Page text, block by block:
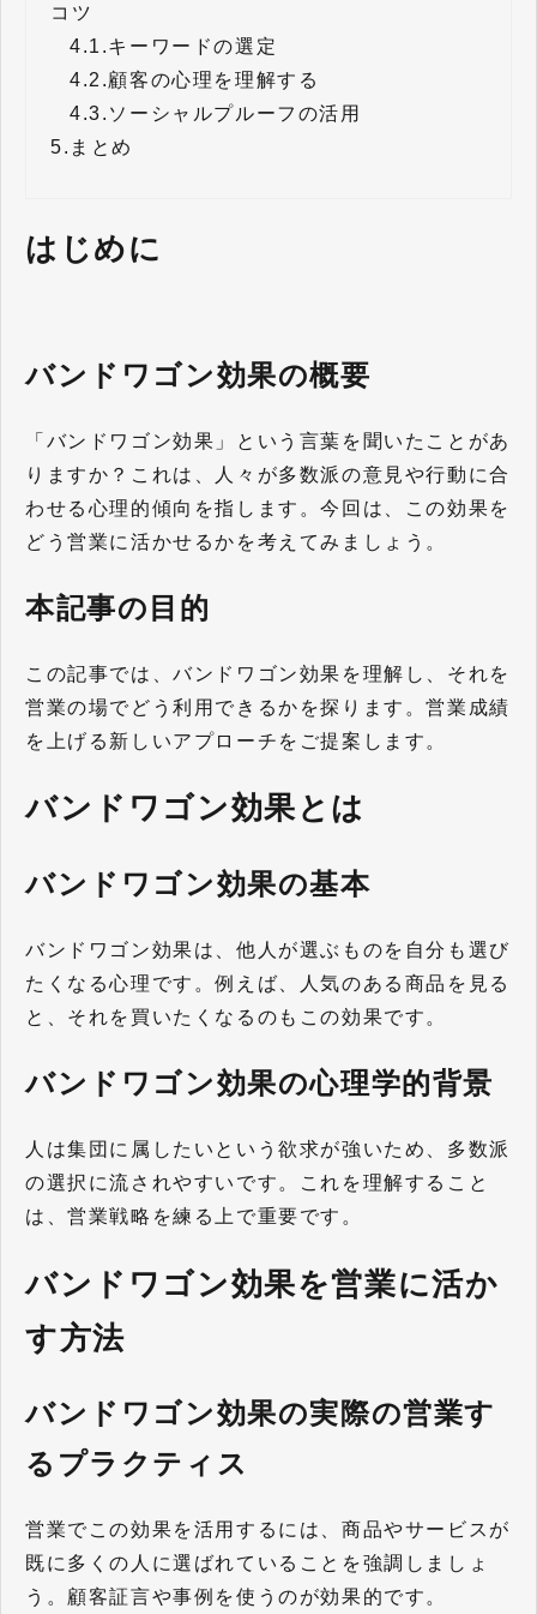
コツ
4.1.キーワードの選定
4.2.顧客の心理を理解する
4.3. ソーシャルプルーフの活用
5. まとめ
はじめに
バンドワゴン効果の概要
「バンドワゴン効果」という言葉を聞いたことがあ
りますか？これは、人々が多数派の意見や行動に合
わせる心理的傾向を指します。今回は、この効果を
どう営業に活かせるかを考えてみましょう。
本記事の目的
この記事では、バンドワゴン効果を理解し、それを
営業の場でどう利用できるかを探ります。営業成績
を上げる新しいアプローチをご提案します。
バンドワゴン効果とは
バンドワゴン効果の基本
バンドワゴン効果は、他人が選ぶものを自分も選び
たくなる心理です。例えば、人気のある商品を見る
と、それを買いたくなるのもこの効果です。
バンドワゴン効果の心理学的背景
人は集団に属したいという欲求が強いため、多数派
の選択に流されやすいです。これを理解すること
は、営業戦略を練る上で重要です。
バンドワゴン効果を営業に活か
す方法
バンドワゴン効果の実際の営業す
るプラクティス
営業でこの効果を活用するには、商品やサービスが
既に多くの人に選ばれていることを強調しましょ
う。顧客証言や事例を使うのが効果的です。